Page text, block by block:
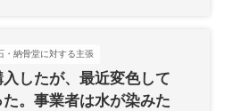
・納骨堂に対する主張
したが、最近変色して
。事業者は水が染みた